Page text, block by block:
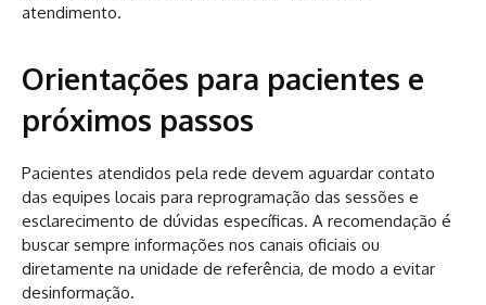
atendimento.
Orientações para pacientes e
próximos passos
Pacientes atendidos pela rede devem aguardar contato
das equipes locais para reprogramação das sessões e
esclarecimento de dúvidas específicas. A recomendação é
buscar sempre informações nos canais oficiais ou
diretamente na unidade de referência, de modo a evitar
desinformação.